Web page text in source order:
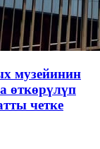
музейинин
өткөрүлүп
четке